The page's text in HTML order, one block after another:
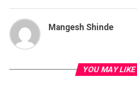
Mangesh Shinde
YOU MAY LIKE